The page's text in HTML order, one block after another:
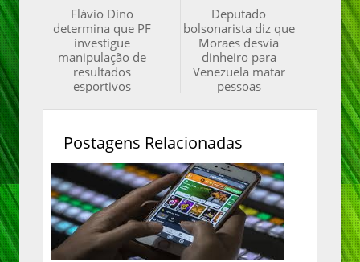
Deputado
bolsonarista diz que
Moraes desvia
dinheiro para
Venezuela matar
pessoas
Flávio Dino
determina que PF
investigue
manipulação de
resultados
esportivos
Postagens Relacionadas